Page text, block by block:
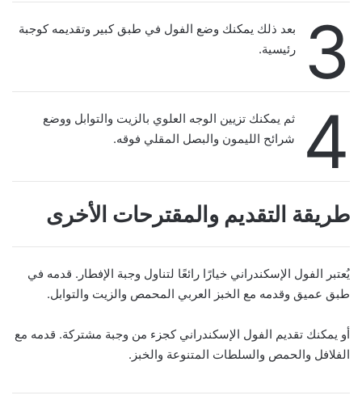
3
بعد ذلك يمكنك وضع الفول في طبق كبير وتقديمه كوجبة
رئيسية.
4
ثم يمكنك تزيين الوجه العلوي بالزيت والتوابل ووضع
شرائح الليمون والبصل المقلي فوقه.
طريقة التقديم والمقترحات الأخرى
يُعتبر الفول الإسكندراني خيارًا رائعًا لتناول وجبة الإفطار. قدمه في
طبق عميق وقدمه مع الخبز العربي المحمص والزيت والتوابل.
أو يمكنك تقديم الفول الإسكندراني كجزء من وجبة مشتركة. قدمه مع
الفلافل والحمص والسلطات المتنوعة والخبز.